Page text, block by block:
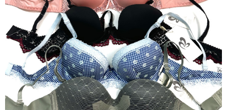
І